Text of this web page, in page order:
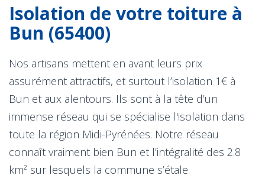
Isolation de votre toiture à
Bun (65400)
Nos artisans mettent en avant leurs prix
assurément attractifs, et surtout l’isolation 1€ à
Bun et aux alentours. Ils sont à la tête d’un
immense réseau qui se spécialise l'isolation dans
toute la région Midi-Pyrénées. Notre réseau
connaît vraiment bien Bun et l’intégralité des 2.8
km² sur lesquels la commune s’étale.